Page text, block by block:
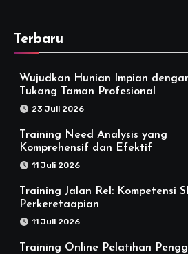
Terbaru
Wujudkan Hunian Impian
Tukang Taman Profesional
23 Juli 2026
Training Need Analysis yang
Komprehensif dan Efektif
11 Juli 2026
Training Jalan Rel: Kompetensi
Perkeretaapian
11 Juli 2026
Training Online Pelatihan